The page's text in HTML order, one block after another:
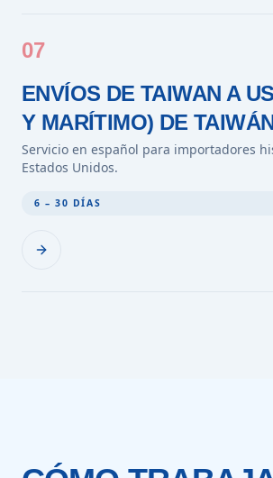
07
ENVÍOS DE TAIWAN A
Y MARÍTIMO) DE
Servicio en español para importadores
Estados Unidos.
6 – 30 DÍAS